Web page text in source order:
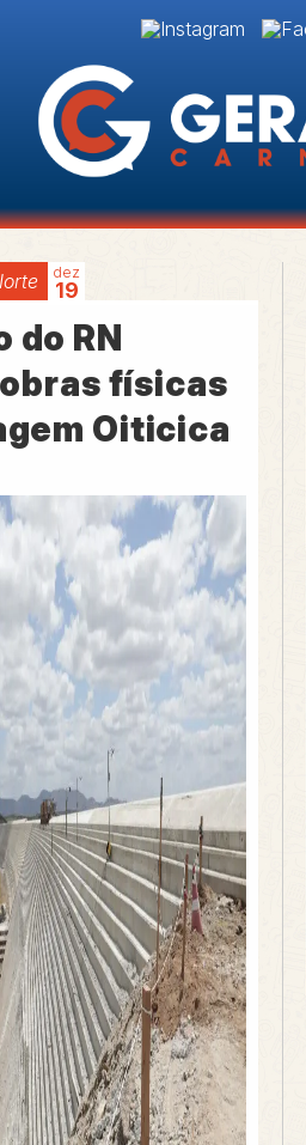
19
dez
do RN
físicas
Oiticica